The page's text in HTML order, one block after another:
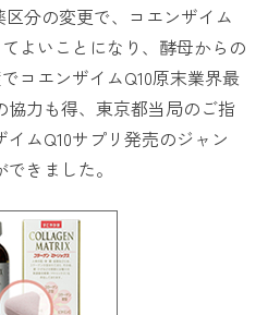
分の変更で、コエンザイム
よいことになり、酵母からの
コエンザイムQ10原末業界最
力も得、東京都当局のご指
ムQ10サプリ発売のジャン
きました。